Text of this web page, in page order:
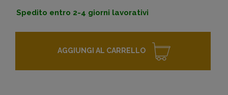
Spedito entro 2-4 giorni lavorativi
AGGIUNGI AL CARRELLO